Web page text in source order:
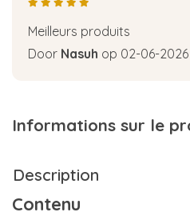
Meilleurs produits
Door Nasuh op 02-06-2026
Informations sur le
Description
Contenu